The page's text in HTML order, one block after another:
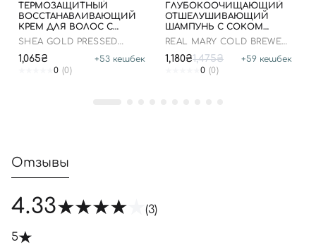
ТЕРМОЗАЩИТНЫЙ
ВОССТАНАВЛИВАЮЩИЙ
КРЕМ ДЛЯ ВОЛОС С
МАСЛОМ ШИ, 150 МЛ
SHEA GOLD PRESSED
TREATMENT
1,065₴ +53 кешбек
0 (0)
ГЛУБОКООЧИЩАЮЩИЙ
ОТШЕЛУШИВАЮЩИЙ
ШАМПУНЬ С СОКОМ
РОЗМАРИНА, 400 МЛ
REAL MARY COLD BREWED
SCALP SHAMPOO
1,180₴1,475₴ +59 кешбек
0 (0)
Отзывы
4.33 (3)
5